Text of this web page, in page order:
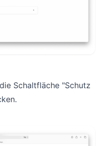
Schaltfläche "Schutz